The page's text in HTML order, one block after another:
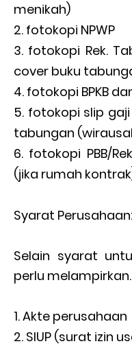
menikah)
fotokopi NPWP
fotokopi Rek.
cover buku
fotokopi BPKB
fotokopi slip
tabungan
fotokopi PBB/
(jika rumah
Syarat Perusahaan:
Selain syarat
perlu melampirkan.
Akte perusahaan
SIUP (surat izin